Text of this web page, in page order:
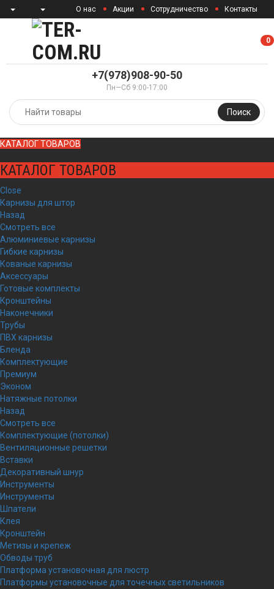
О нас Акции Сотрудничество Контакты
+7(978)908-90-50
Пн—Сб 9:00-17:00
Поиск
00
КАТАЛОГ ТОВАРОВ
КАТАЛОГ ТОВАРОВ
Close
Карнизы для штор
Назад
Смотреть все
Алюминиевые карнизы
Гибкие карнизы
Кованые карнизы
Аксессуары
Готовые комплекты
Кронштейны
Наконечники
Трубы
ПВХ карнизы
Бленда
Комплектующие
Премиум
Эконом
Натяжные потолки
Назад
Смотреть все
Комплектующие (потолки)
Вентиляционные решетки
Вставки
Декоративный шнур
Инструменты
Инструменты
Шпатели
Клея
Кронштейн
Метизы и крепеж
Обводы труб
Платформа установочная для люстр
Платформы установочные для точечных светильников